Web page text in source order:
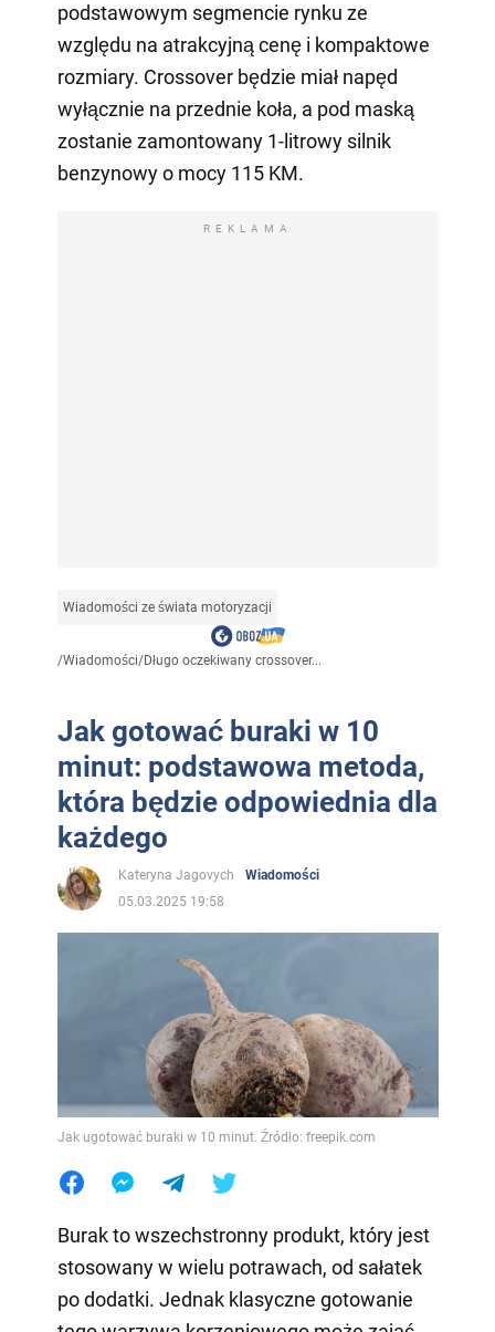
podstawowym segmencie rynku ze
względu na atrakcyjną cenę i kompaktowe
rozmiary. Crossover będzie miał napęd
wyłącznie na przednie koła, a pod maską
zostanie zamontowany 1-litrowy silnik
benzynowy o mocy 115 KM.
REKLAMA
Wiadomości ze świata motoryzacji
/Wiadomości/Długo oczekiwany crossover...
Jak gotować buraki w 10
minut: podstawowa metoda,
która będzie odpowiednia dla
każdego
Kateryna Jagovych
Wiadomości
05.03.2025 19:58
Jak ugotować buraki w 10 minut. Źródło: freepik.com
Burak to wszechstronny produkt, który jest
stosowany w wielu potrawach, od sałatek
po dodatki. Jednak klasyczne gotowanie